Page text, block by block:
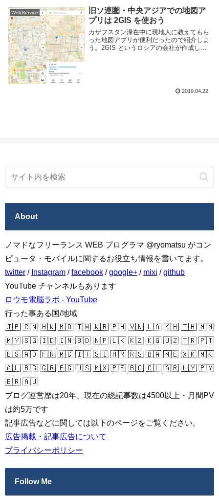
WebService
旧ソ連圏・中央アジアでの地図ア
プリは 2GIS を使おう
カザフスタン滞在中に現地人に教えてもら
った地図アプリが便利だったので紹介しよ
う。2GIS というロシアの会社が作成した
2019.04.22
About
ノマドなフリーランス WEB プログラマ @ryomatsu がコン
ピュータ・モバイルに関するお役立ち情報を書いてます。
twitter / Instagram /facebook /google+ / mixi /github
YouTube チャンネルもあります
ロウモ電脳ラボ - YouTube
行った事ある国/地域
🇯🇵 🇨🇳 🇭🇰 🇲🇴 🇹🇼 🇰🇷 🇵🇭 🇻🇳 🇱🇦 🇰🇭 🇹🇭 🇲🇲
🇲🇾 🇸🇬 🇮🇩 🇮🇳 🇧🇩 🇳🇵 🇱🇰 🇰🇿 🇰🇬 🇺🇿 🇹🇷 🇵🇹
🇪🇸 🇦🇩 🇫🇷 🇲🇨 🇮🇹 🇸🇮 🇭🇷 🇷🇸 🇧🇦 🇲🇪 🇽🇰 🇲🇰
🇦🇱 🇧🇬 🇬🇷 🇪🇬 🇺🇸 🇲🇽 🇵🇪 🇧🇴 🇨🇱 🇦🇷 🇺🇾 🇵🇾
🇧🇷 🇦🇺
ブログ運営歴は20年、現在の総記事数は4500以上・月間PV
は約5万です
記事広告などに関しては以下のページをご覧ください。
広告掲載・記事広告について
プライバシーポリシー
Follow Me